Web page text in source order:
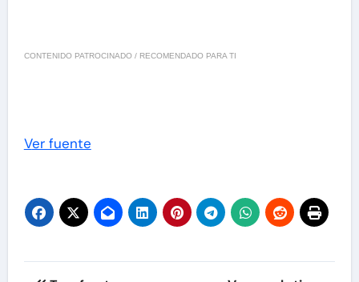
CONTENIDO PATROCINADO / RECOMENDADO PARA TI
Ver fuente